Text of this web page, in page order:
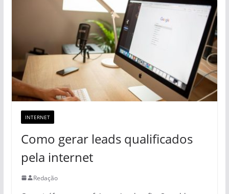
INTERNET
Como gerar leads qualificados
pela internet
Redação